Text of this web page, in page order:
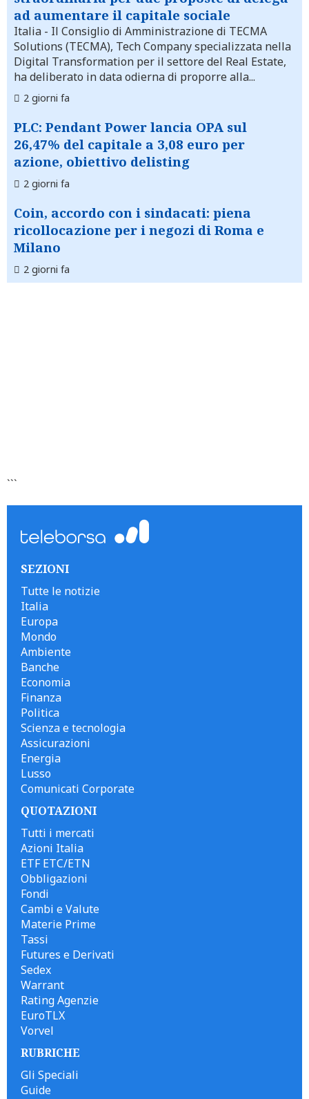
ad aumentare il capitale sociale
Italia - Il Consiglio di Amministrazione di TECMA
Solutions (TECMA), Tech Company specializzata nella
Digital Transformation per il settore del Real Estate,
ha deliberato in data odierna di proporre alla...
2 giorni fa
PLC: Pendant Power lancia OPA sul
26,47% del capitale a 3,08 euro per
azione, obiettivo delisting
2 giorni fa
Coin, accordo con i sindacati: piena
ricollocazione per i negozi di Roma e
Milano
2 giorni fa
```
SEZIONI
Tutte le notizie
Italia
Europa
Mondo
Ambiente
Banche
Economia
Finanza
Politica
Scienza e tecnologia
Assicurazioni
Energia
Lusso
Comunicati Corporate
QUOTAZIONI
Tutti i mercati
Azioni Italia
ETF ETC/ETN
Obbligazioni
Fondi
Cambi e Valute
Materie Prime
Tassi
Futures e Derivati
Sedex
Warrant
Rating Agenzie
EuroTLX
Vorvel
RUBRICHE
Gli Speciali
Guide